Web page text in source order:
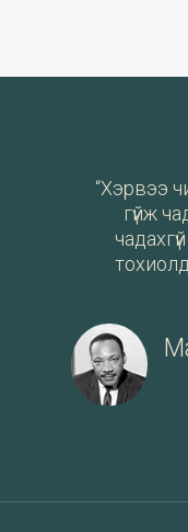
“Хэрвээ
гүйж